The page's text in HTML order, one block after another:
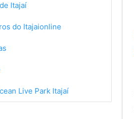
Itajaí
do Itajaionline
Live Park Itajaí